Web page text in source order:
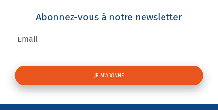
Abonnez-vous à notre newsletter
Email